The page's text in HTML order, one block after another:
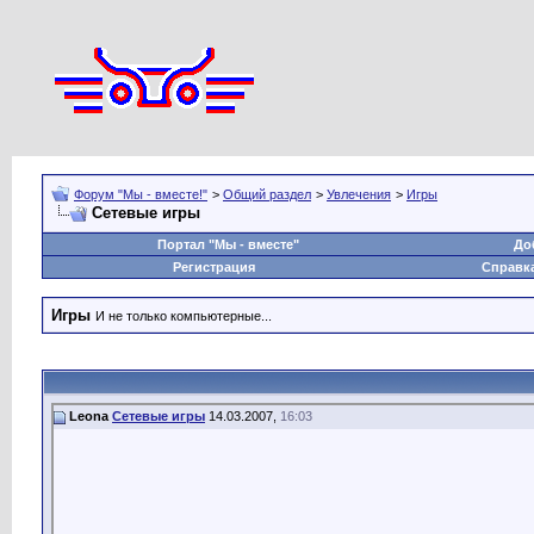
Форум "Мы - вместе!" > Общий раздел > Увлечения > Игры
Сетевые игры
Портал "Мы - вместе"
Регистрация
Игры И не только компьютерные...
Leona Сетевые игры 14.03.2007, 16:03